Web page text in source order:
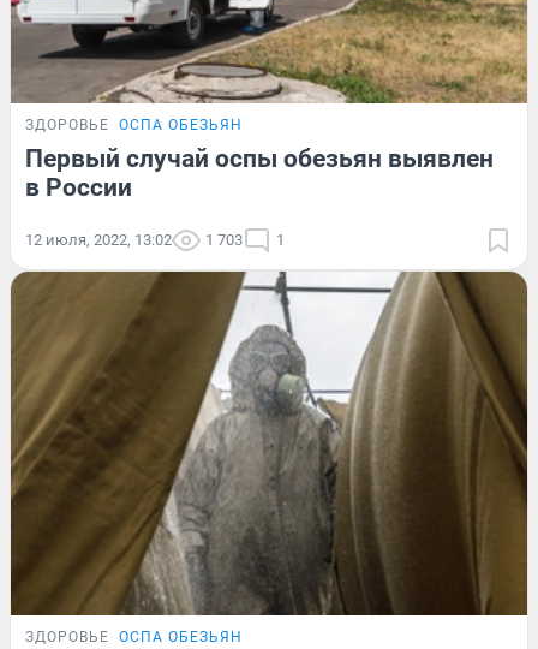
ЗДОРОВЬЕ ОСПА ОБЕЗЬЯН
Первый случай оспы обезьян выявлен
в России
12 июля, 2022, 13:02 1 703 1
ЗДОРОВЬЕ ОСПА ОБЕЗЬЯН